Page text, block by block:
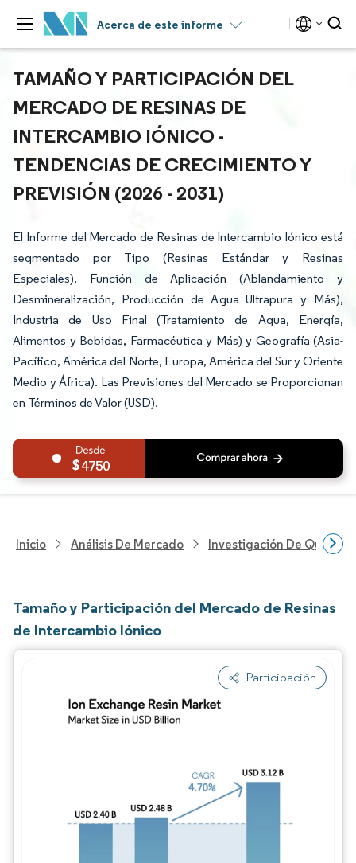
Acerca de este informe
TAMAÑO Y PARTICIPACIÓN DEL
MERCADO DE RESINAS DE
INTERCAMBIO IÓNICO -
TENDENCIAS DE CRECIMIENTO Y
PREVISIÓN (2026 - 2031)
El Informe del Mercado de Resinas de Intercambio Iónico está
segmentado por Tipo (Resinas Estándar y Resinas
Especiales), Función de Aplicación (Ablandamiento y
Desmineralización, Producción de Agua Ultrapura y Más),
Industria de Uso Final (Tratamiento de Agua, Energía,
Alimentos y Bebidas, Farmacéutica y Más) y Geografía (Asia-
Pacífico, América del Norte, Europa, América del Sur y Oriente
Medio y África). Las Previsiones del Mercado se Proporcionan
en Términos de Valor (USD).
4750
Inicio Análisis De Mercado Investigación De
Tamaño y Participación del Mercado de Resinas
de Intercambio Iónico
Participación